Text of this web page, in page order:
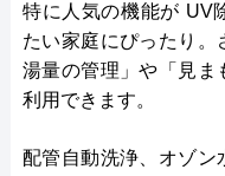
特に人気の機能が UV
たい家庭にぴったり
湯量の管理」や「見ま
利用できます。
配管自動洗浄、オゾン